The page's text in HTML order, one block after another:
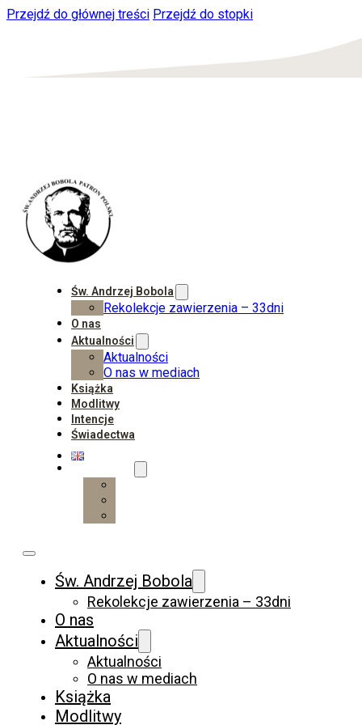
Przejdź do głównej treści Przejdź do stopki
Św. Andrzej Bobola
Rekolekcje zawierzenia – 33dni
O nas
Aktualności
Aktualności
O nas w mediach
Książka
Modlitwy
Intencje
Świadectwa
Św. Andrzej Bobola
Rekolekcje zawierzenia – 33dni
O nas
Aktualności
Aktualności
O nas w mediach
Książka
Modlitwy